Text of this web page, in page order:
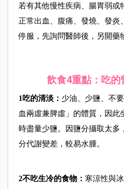
若有其他慢性疾病、腸胃弱或
正常出血、腹痛、發燒、發炎
停服，先詢問醫師後，另開藥
飲食4重點： 吃的
1吃的清淡： 少油、少鹽、不
血兩虛兼脾虛」的體質，因此
時盡量少鹽。因鹽分攝取太多
分代謝變差，較易水腫。
2不吃生冷的食物： 寒涼性與